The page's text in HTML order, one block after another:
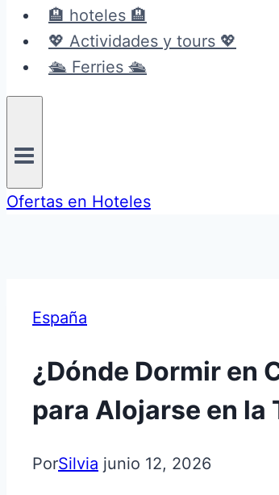
🏨 hoteles 🏨
💖 Actividades y tours 💖
🛳️ Ferries 🛳️
Ofertas en Hoteles
España
¿Dónde Dormir en
para Alojarse en la
PorSilvia junio 12, 2026